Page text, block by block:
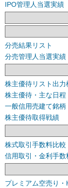
IPO管理人当選実績
分売結果リスト
分売管理人当選実績
株主優待リスト出力
株主優待・主な日程
一般信用売建て銘柄
株主優待取得戦績
株式取引手数料比較
信用取引・金利手数
プレミアム空売り・